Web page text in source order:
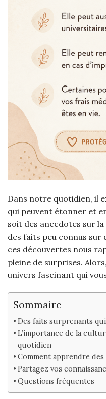
Dans notre quotidien, il
qui peuvent étonner et
soit des anecdotes sur
des faits peu connus sur
ces découvertes nous
pleine de surprises.
univers fascinant qui
Sommaire
Des faits surprenants
L’importance de la
quotidien
Comment apprendre
Partagez vos
Questions fréquentes